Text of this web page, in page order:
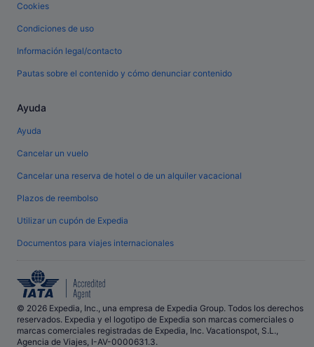
Cookies
Condiciones de uso
Información legal/contacto
Pautas sobre el contenido y cómo denunciar contenido
Ayuda
Ayuda
Cancelar un vuelo
Cancelar una reserva de hotel o de un alquiler vacacional
Plazos de reembolso
Utilizar un cupón de Expedia
Documentos para viajes internacionales
© 2026 Expedia, Inc., una empresa de Expedia Group. Todos los derechos
reservados. Expedia y el logotipo de Expedia son marcas comerciales o
marcas comerciales registradas de Expedia, Inc. Vacationspot, S.L.,
Agencia de Viajes, I-AV-0000631.3.